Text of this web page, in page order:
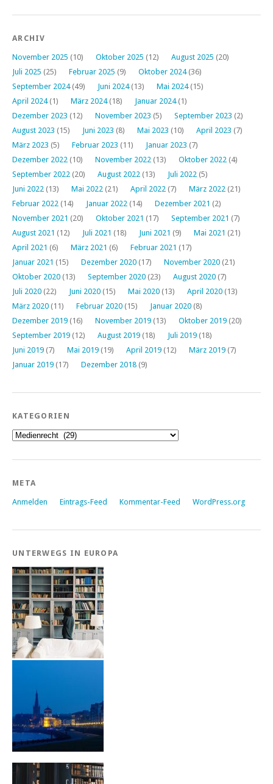
ARCHIV
November 2025 (10) Oktober 2025 (12) August 2025 (20)
Juli 2025 (25) Februar 2025 (9) Oktober 2024(36)
September 2024(49) Juni 2024(13) Mai 2024(15)
April 2024(1) März 2024(18) Januar 2024(1)
Dezember 2023 (12) November 2023 (5) September 2023 (2)
August 2023 (15) Juni 2023 (8) Mai 2023 (10) April 2023 (7)
März 2023 (5) Februar 2023 (11) Januar 2023 (7)
Dezember 2022 (10) November 2022 (13) Oktober 2022 (4)
September 2022 (20) August 2022 (13) Juli 2022 (5)
Juni 2022 (13) Mai 2022 (21) April 2022 (7) März 2022 (21)
Februar 2022 (14) Januar 2022 (14) Dezember 2021 (2)
November 2021 (20) Oktober 2021 (17) September 2021 (7)
August 2021 (12) Juli 2021 (18) Juni 2021 (9) Mai 2021 (21)
April 2021 (6) März 2021 (6) Februar 2021 (17)
Januar 2021 (15) Dezember 2020 (17) November 2020 (21)
Oktober 2020 (13) September 2020 (23) August 2020 (7)
Juli 2020 (22) Juni 2020 (15) Mai 2020 (13) April 2020 (13)
März 2020 (11) Februar 2020 (15) Januar 2020 (8)
Dezember 2019 (16) November 2019 (13) Oktober 2019 (20)
September 2019 (12) August 2019 (18) Juli 2019 (18)
Juni 2019 (7) Mai 2019 (19) April 2019 (12) März 2019 (7)
Januar 2019 (17) Dezember 2018 (9)
KATEGORIEN
Kategorien
META
Anmelden Eintrags-Feed Kommentar-Feed WordPress.org
UNTERWEGS IN EUROPA